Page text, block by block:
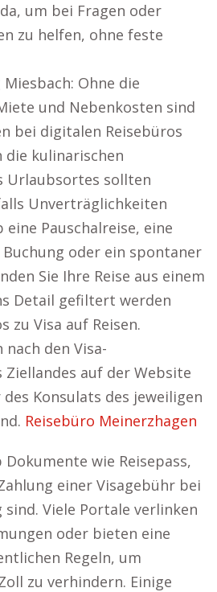
um bei Fragen oder
zu helfen, ohne feste
Ohne die
und Nebenkosten sind
bei digitalen Reisebüros
kulinarischen
Urlaubsortes sollten
Unverträglichkeiten
Pauschalreise, eine
oder ein spontaner
Sie Ihre Reise aus einem
Detail gefiltert werden
zu Visa auf Reisen.
nach den Visa-
auf der Website
Konsulats des jeweiligen
Reisebüro Meinerzhagen
wie Reisepass,
einer Visagebühr bei
Viele Portale verlinken
oder bieten eine
Regeln, um
zu verhindern. Einige